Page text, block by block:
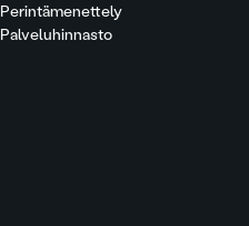
Perintämenettely
Palveluhinnasto